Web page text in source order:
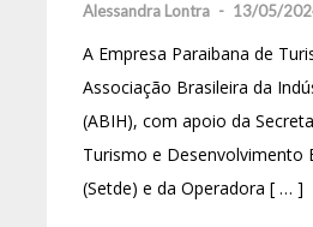
Alessandra Lontra - 13/05/
A Empresa Paraibana de
Associação Brasileira da
(ABIH), com apoio da
Turismo e Desenvolvimento
(Setde) e da Operadora [ … ]